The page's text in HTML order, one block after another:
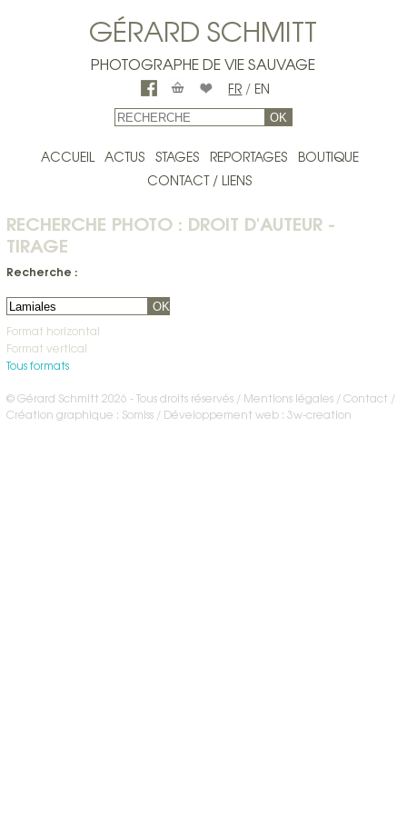
GÉRARD SCHMITT
PHOTOGRAPHE DE VIE SAUVAGE
FR / EN
OK
ACCUEIL ACTUS STAGES REPORTAGES
BOUTIQUE
CONTACT / LIENS
RECHERCHE PHOTO : DROIT D'AUTEUR -
TIRAGE
Recherche :
OK
Format horizontal
Format vertical
Tous formats
© Gérard Schmitt 2026 - Tous droits réservés / Mentions légales Contact /
Création graphique : Somiss
Développement web : 3w-creation